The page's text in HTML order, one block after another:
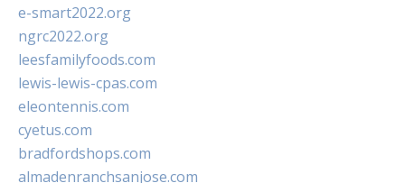
e-smart2022.org
ngrc2022.org
leesfamilyfoods.com
lewis-lewis-cpas.com
eleontennis.com
cyetus.com
bradfordshops.com
almadenranchsanjose.com